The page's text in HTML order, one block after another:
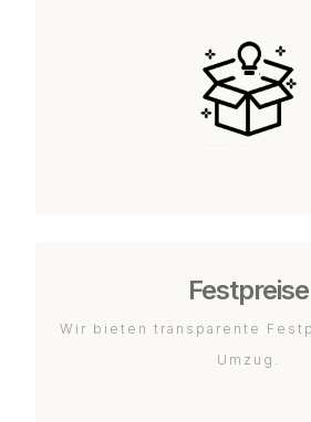
Festpreise
Wir bieten transparente
Umzug.